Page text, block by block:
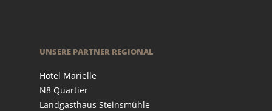
UNSERE PARTNER REGIONAL
Hotel Marielle
N8 Quartier
Landgasthaus Steinsmühle